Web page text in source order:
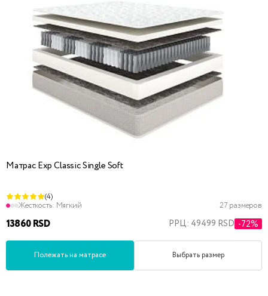
Матрас Exp Classic Single Soft
(4)
Жесткость: Мягкий 27 размеров
13860 RSD РРЦ: 49499 RSD -72%
Полежать на матрасе Выбрать размер